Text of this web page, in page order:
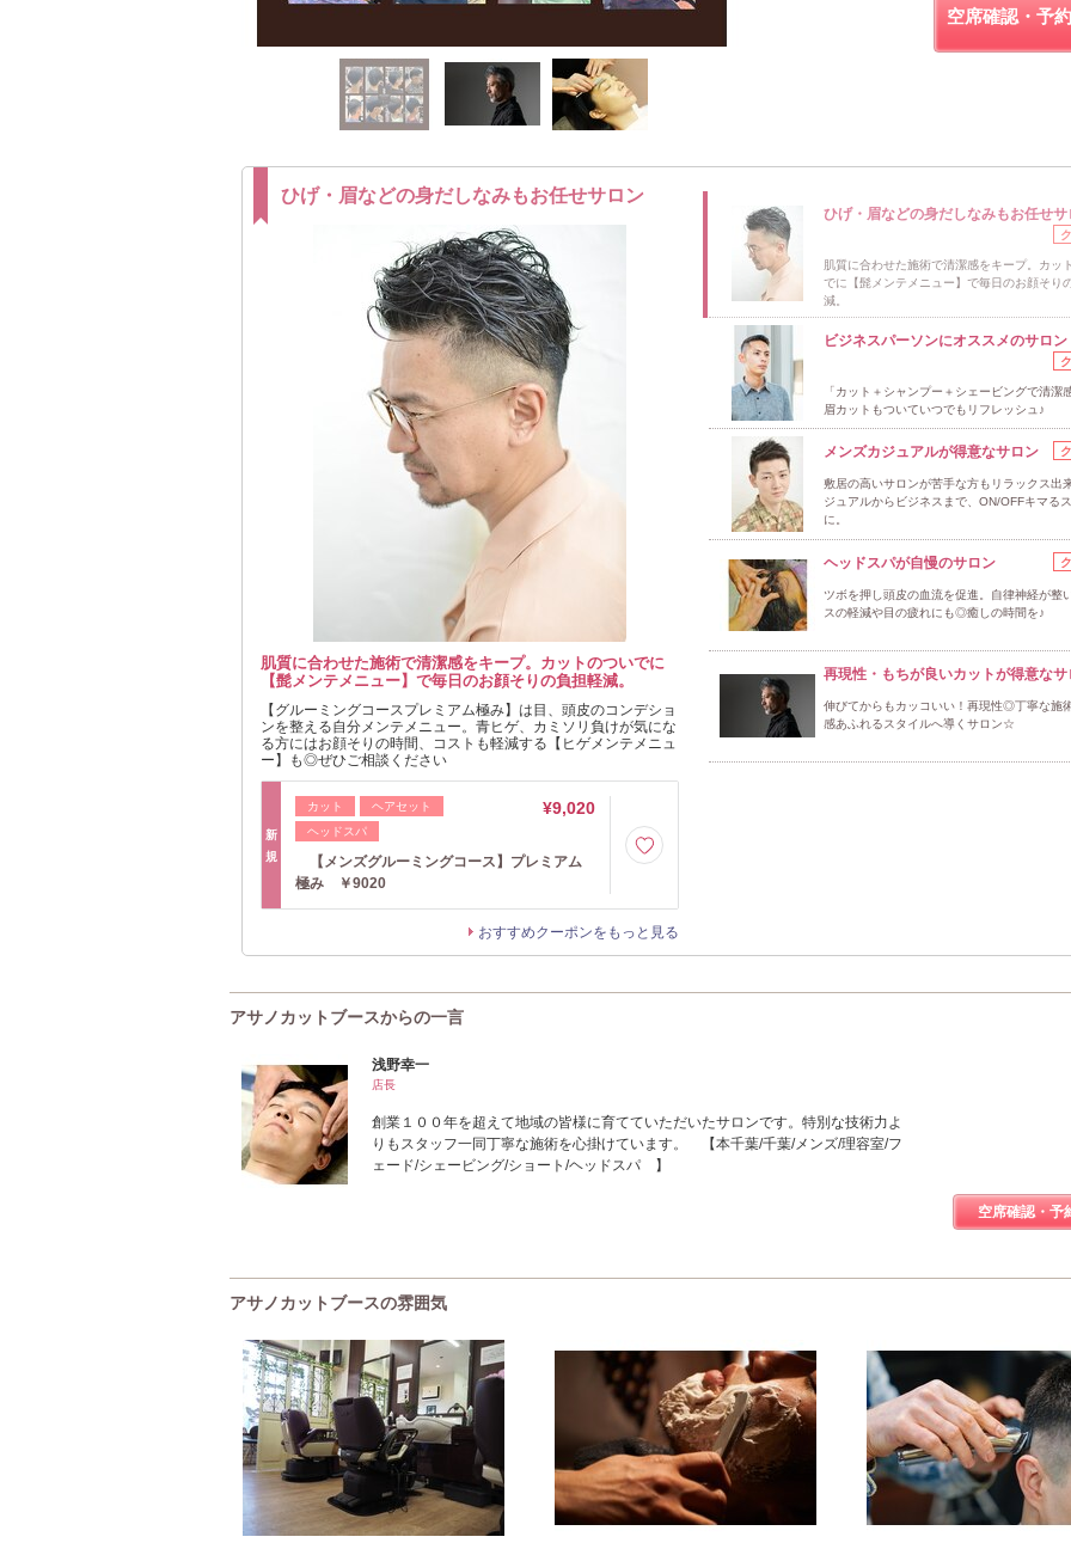
空席確認・予
ひげ・眉などの身だしなみもお任せサロン
肌質に合わせた施術で清潔感をキープ。カットのついでに
【髭メンテメニュー】で毎日のお顔そりの負担軽減。
【グルーミングコースプレミアム極み】は目、頭皮のコンデショ
ンを整える自分メンテメニュー。青ヒゲ、カミソリ負けが気にな
る方にはお顔そりの時間、コストも軽減する【ヒゲメンテメニュ
ー】も◎ぜひご相談ください
新
規
カット
ヘアセット
ヘッドスパ
¥9,020
【メンズグルーミングコース】プレミアム
極み ￥9020
おすすめクーポンをもっと見る
ひげ・眉などの身だしなみもお任せサ
肌質に合わせた施術で清潔感をキープ。カッ
でに【髭メンテメニュー】で毎日のお顔そり
減。
ビジネスパーソンにオススメのサロン
「カット＋シャンプー＋シェービングで清潔
眉カットもついていつでもリフレッシュ♪
メンズカジュアルが得意なサロン
敷居の高いサロンが苦手な方もリラックス出
ジュアルからビジネスまで、ON/OFFキマる
に。
ヘッドスパが自慢のサロン
ツボを押し頭皮の血流を促進。自律神経が整
スの軽減や目の疲れにも◎癒しの時間を♪
再現性・もちが良いカットが得意なサ
伸びてからもカッコいい！再現性◎丁寧な施
感あふれるスタイルへ導くサロン☆
アサノカットブースからの一言
浅野幸一
店長
創業１００年を超えて地域の皆様に育てていただいたサロンです。特別な技術力よ
りもスタッフ一同丁寧な施術を心掛けています。 【本千葉/千葉/メンズ/理容室/フ
ェード/シェービング/ショート/ヘッドスパ 】
空席確認・予
アサノカットブースの雰囲気